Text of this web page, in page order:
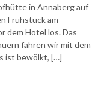
in Annaberg auf
Frühstück am
dem Hotel los. Das
fahren wir mit dem
ist bewölkt, […]